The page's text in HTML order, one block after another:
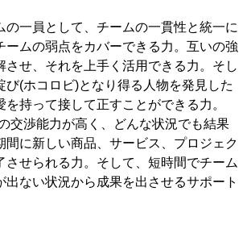
の一員として、チームの一貫性と統一に
ームの弱点をカバーできる力。互いの強
させ、それを上手く活用できる力。そし
び(ホコロビ)となり得る人物を発見した
を持って接して正すことができる力。
交渉能力が高く、どんな状況でも結果
間に新しい商品、サービス、プロジェク
させられる力。そして、短時間でチーム
出ない状況から成果を出させるサポート